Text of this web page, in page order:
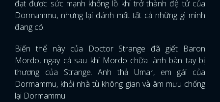
FACEBOOK GOOGLE
đạt được sức mạnh khổng lồ khi trở thành đệ tử của
Dormammu, nhưng lại đánh mất tất cả những gì mình
đang có.
Biến thể này của Doctor Strange đã giết Baron
Mordo, ngay cả sau khi Mordo chữa lành bàn tay bị
thương của Strange. Anh thả Umar, em gái của
Dormammu, khỏi nhà tù không gian và âm mưu chống
lại Dormammu